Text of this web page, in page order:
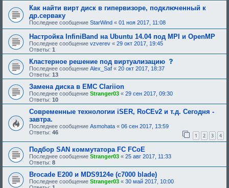
Как найти вирт диск в гипервизоре, подключенный к
др.серваку
Последнее сообщение StarWind « 01 ноя 2017, 11:08
Настройка InfiniBand на Ubuntu 14.04 под MPI и OpenMP
Последнее сообщение vzverev « 29 окт 2017, 19:45
Ответы: 1
Кластерное решение под виртуализацию
б
и
е
,
б
Последнее сообщение Alex_Saf « 20 окт 2017, 18:37
Ответы: 13
Замена диска в EMC Clariion
Последнее сообщение Stranger03 « 29 сен 2017, 09:30
Ответы: 10
Современные технологии iSER, RoCEv2 и т.д. Сегодня -
завтра.
Последнее сообщение Asmohata « 06 сен 2017, 13:59
Ответы: 46 1 2 3 4
Подбор SAN коммутатора FC FCoE
Последнее сообщение Stranger03 « 25 авг 2017, 11:33
Ответы: 8
Brocade E200 и MDS9124e (c7000 blade)
Последнее сообщение Stranger03 « 30 май 2017, 10:00